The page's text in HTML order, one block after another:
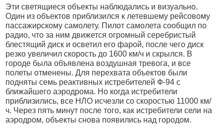
Эти светящиеся объекты наблюдались и визуально.
Один из объектов приблизился к летевшему рейсовому
пассажирскому самолету. Пилот самолета сообщил по
радио, что за ним движется огромный серебристый
блестящий диск и осветил его фарой, после чего диск
резко увеличил скорость до 1600 км/ч и скрылся. В
городе была объявлена воздушная тревога, и все
полеты отменены. Для перехвата объектов были
подняты семь реактивных истребителей Ф-94 с
ближайшего аэродрома. Но когда истребители
приблизились, все НЛО исчезли со скоростью 11000 км/
ч. Через пять минут после того, как истребители сели на
аэродром, объекты снова появились над городом.